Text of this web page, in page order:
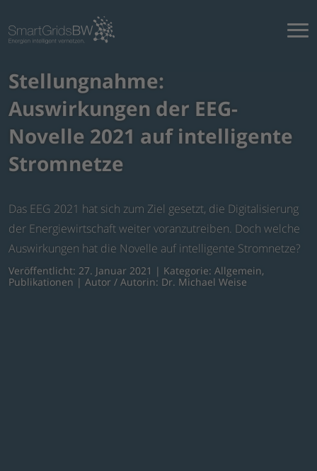
Stellungnahme:
Auswirkungen der EEG-
Novelle 2021 auf intelligente
Stromnetze
Das EEG 2021 hat sich zum Ziel gesetzt, die Digitalisierung
der Energiewirtschaft weiter voranzutreiben. Doch welche
Auswirkungen hat die Novelle auf intelligente Stromnetze?
Veröffentlicht: 27. Januar 2021 | Kategorie: Allgemein,
Publikationen | Autor / Autorin: Dr. Michael Weise